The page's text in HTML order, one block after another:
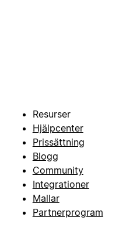
Resurser
Hjälpcenter
Prissättning
Blogg
Community
Integrationer
Mallar
Partnerprogram